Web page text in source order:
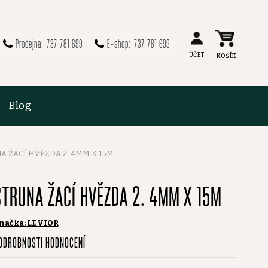
737 781 699
737 781 699
Blog
ŽACÍ HVĚZDA 2. 4MM X 15M
ŽACÍ HVĚZDA 2. 4MM X 15M
HODNOCENÍ
LEVIOR